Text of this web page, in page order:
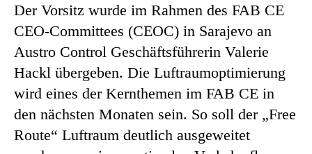
Der Vorsitz wurde im Rahmen des FAB CE
CEO-Committees (CEOC) in Sarajevo an
Austro Control Geschäftsführerin Valerie
Hackl übergeben. Die Luftraumoptimierung
wird eines der Kernthemen im FAB CE in
den nächsten Monaten sein. So soll der „Free
Route“ Luftraum deutlich ausgeweitet